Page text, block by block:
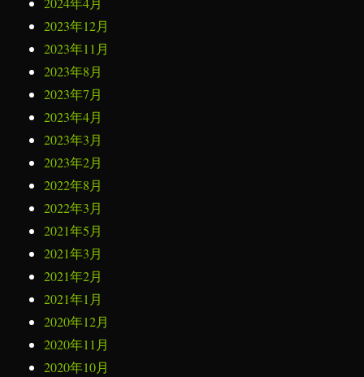
2023年12月
2023年11月
2023年8月
2023年7月
2023年4月
2023年3月
2023年2月
2022年8月
2022年3月
2021年5月
2021年3月
2021年2月
2021年1月
2020年12月
2020年11月
2020年10月